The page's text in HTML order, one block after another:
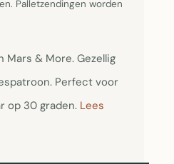
Palletzendingen worden
& More. Gezellig
Perfect voor
op 30 graden. Lees